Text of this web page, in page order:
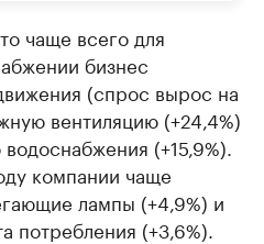
чаще всего для
бизнес
(спрос вырос на
вентиляцию (+24,4%)
(+15,9%).
компании чаще
лампы (+4,9%) и
потребления (+3,6%).